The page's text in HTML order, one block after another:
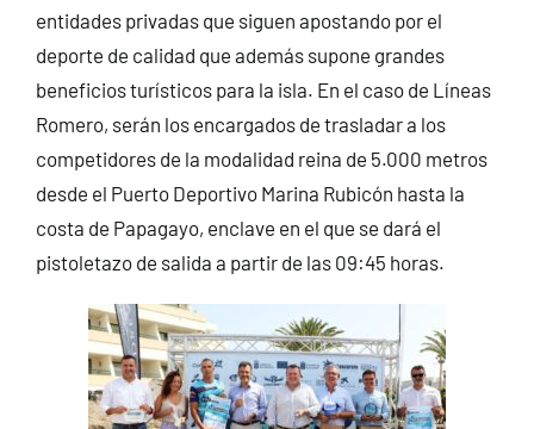
entidades privadas que siguen apostando por el
deporte de calidad que además supone grandes
beneficios turísticos para la isla. En el caso de Líneas
Romero, serán los encargados de trasladar a los
competidores de la modalidad reina de 5.000 metros
desde el Puerto Deportivo Marina Rubicón hasta la
costa de Papagayo, enclave en el que se dará el
pistoletazo de salida a partir de las 09:45 horas.